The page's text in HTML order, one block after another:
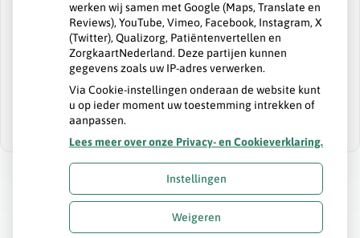
U heeft geen toestemming gegeven voor
externe inhoud die nodig is om dit te
zien.
Cookie-instellingen wijzigen
werken wij samen met Google (Maps, Translate en
Reviews), YouTube, Vimeo, Facebook, Instagram, X
(Twitter), Qualizorg, Patiëntenvertellen en
ZorgkaartNederland. Deze partijen kunnen
gegevens zoals uw IP-adres verwerken.
Via Cookie-instellingen onderaan de website kunt
u op ieder moment uw toestemming intrekken of
aanpassen.
Lees meer over onze Privacy- en Cookieverklaring.
Instellingen
Weigeren